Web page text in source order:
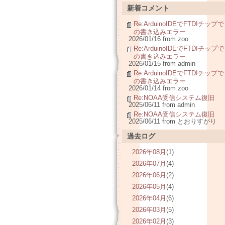
新着コメント
Re:ArduinoIDEでFTDIチップで
の書き込みエラー
2026/01/16 from zoo
Re:ArduinoIDEでFTDIチップで
の書き込みエラー
2026/01/15 from admin
Re:ArduinoIDEでFTDIチップで
の書き込みエラー
2026/01/14 from zoo
Re:NOAA受信システム復旧
2025/06/11 from admin
Re:NOAA受信システム復旧
2025/06/11 from とおりすがり
過去ログ
2026年08月 (1)
2026年07月 (4)
2026年06月 (2)
2026年05月 (4)
2026年04月 (6)
2026年03月 (5)
2026年02月 (3)